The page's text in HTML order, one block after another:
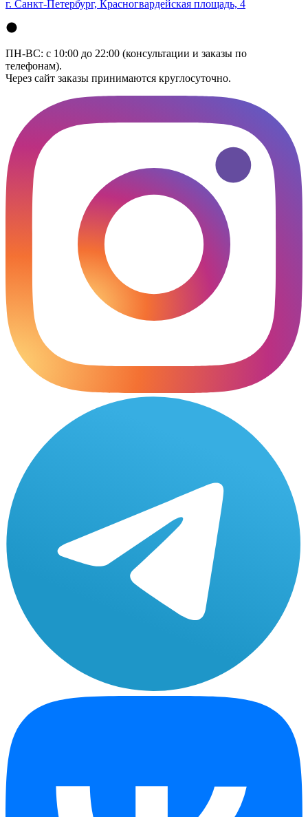
г. Санкт-Петербург, Красногвардейская площадь, 4
ПН-ВС: с 10:00 до 22:00 (консультации и заказы по
телефонам).
Через сайт заказы принимаются круглосуточно.